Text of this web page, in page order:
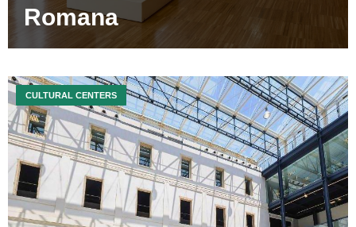
Romana
CULTURAL CENTERS